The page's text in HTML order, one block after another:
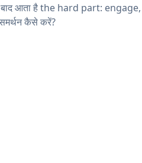
आता है the hard part:
समर्थन कैसे करें?